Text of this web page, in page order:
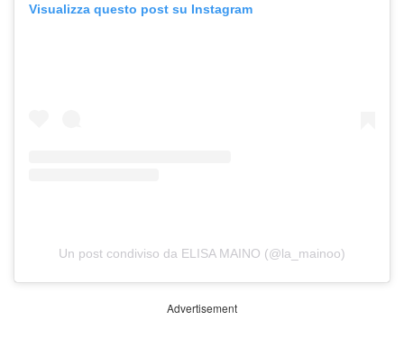
Visualizza questo post su Instagram
Un post condiviso da ELISA MAINO (@la_mainoo)
Advertisement